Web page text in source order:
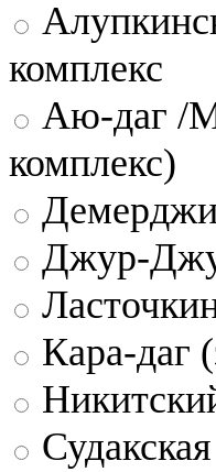
комплекс
Аю-даг /
комплекс)
Джур-
Кара-даг